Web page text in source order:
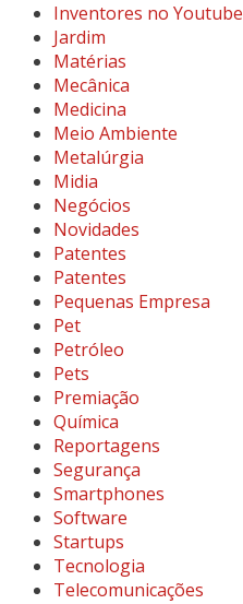
Inventores no Youtube
Jardim
Matérias
Mecânica
Medicina
Meio Ambiente
Metalúrgia
Midia
Negócios
Novidades
Patentes
Patentes
Pequenas Empresa
Pet
Petróleo
Pets
Premiação
Química
Reportagens
Segurança
Smartphones
Software
Startups
Tecnologia
Telecomunicações